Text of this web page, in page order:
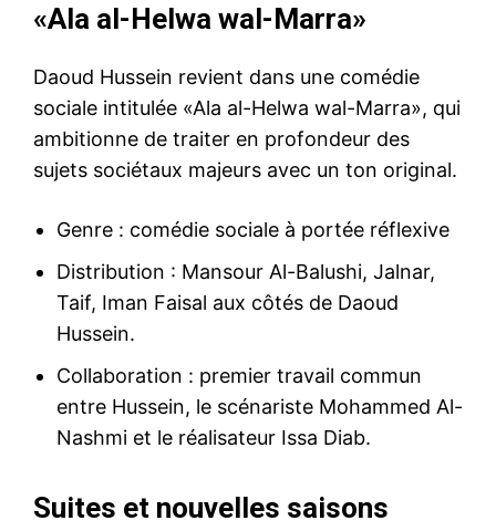
«Ala al-Helwa wal-Marra»
Daoud Hussein revient dans une comédie
sociale intitulée «Ala al-Helwa wal-Marra», qui
ambitionne de traiter en profondeur des
sujets sociétaux majeurs avec un ton original.
Genre : comédie sociale à portée réflexive
Distribution : Mansour Al-Balushi, Jalnar,
Taif, Iman Faisal aux côtés de Daoud
Hussein.
Collaboration : premier travail commun
entre Hussein, le scénariste Mohammed Al-
Nashmi et le réalisateur Issa Diab.
Suites et nouvelles saisons